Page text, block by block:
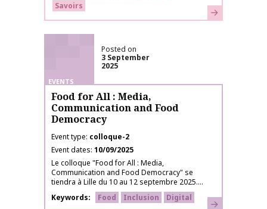
Savoirs
Learn more
EVENTS
Posted on
3 September
2025
Food for All : Media,
Communication and Food
Democracy
Event type colloque-2
Event dates 10/09/2025
Le colloque "Food for All : Media,
Communication and Food Democracy" se
tiendra à Lille du 10 au 12 septembre 2025....
Keywords
Food Inclusion Digital Learn more